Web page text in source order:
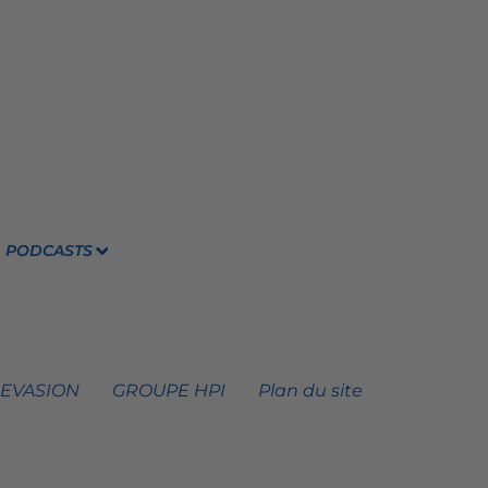
PODCASTS
GROUPE HPI Plan du site